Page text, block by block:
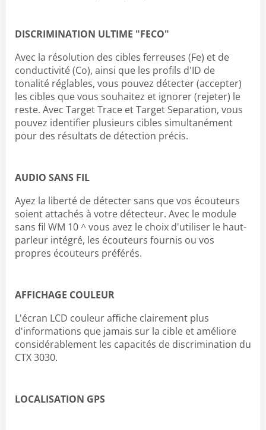
DISCRIMINATION ULTIME "FECO"
Avec la résolution des cibles ferreuses (Fe) et de
conductivité (Co), ainsi que les profils d'ID de
tonalité réglables, vous pouvez détecter (accepter)
les cibles que vous souhaitez et ignorer (rejeter) le
reste. Avec Target Trace et Target Separation, vous
pouvez identifier plusieurs cibles simultanément
pour des résultats de détection précis.
AUDIO SANS FIL
Ayez la liberté de détecter sans que vos écouteurs
soient attachés à votre détecteur. Avec le module
sans fil WM 10 ^ vous avez le choix d'utiliser le haut-
parleur intégré, les écouteurs fournis ou vos
propres écouteurs préférés.
AFFICHAGE COULEUR
L'écran LCD couleur affiche clairement plus
d'informations que jamais sur la cible et améliore
considérablement les capacités de discrimination du
CTX 3030.
LOCALISATION GPS